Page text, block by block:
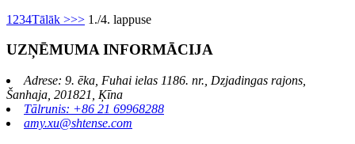
1 234Tālāk >>> 1./4. lappuse
UZŅĒMUMA INFORMĀCIJA
Adrese: 9. ēka, Fuhai ielas 1186. nr., Dzjadingas rajons,
Šanhaja, 201821, Ķīna
Tālrunis: +86 21 69968288
amy.xu@shtense.com